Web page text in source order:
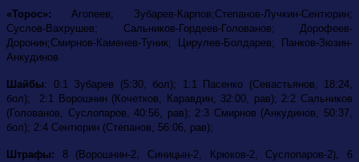
«Торос»: Агопеев; Зубарев-Карпов;Степанов-Лучкин-Сентюрин;
Суслов-Вахрушев; Сальников-Гордеев-Голованов; Дорофеев-
Доронин;Смирнов-Каменев-Туник; Цирулев-Болдарев; Панков-Зюзин-
Анкудинов
Шайбы: 0:1 Зубарев (5:30, бол); 1:1 Пасенко (Севастьянов, 18:24,
бол); 2:1 Ворошнин (Кочетков, Каравдин, 32:00, рав); 2:2 Сальников
(Голованов, Суслопаров, 40:56, рав); 2:3 Смирнов (Анкудинов, 50:37,
бол); 2:4 Сентюрин (Степанов, 56:06, рав);
Штрафы: 8 (Ворошнин-2, Синицын-2, Крюков-2, Суслопаров-2), 6